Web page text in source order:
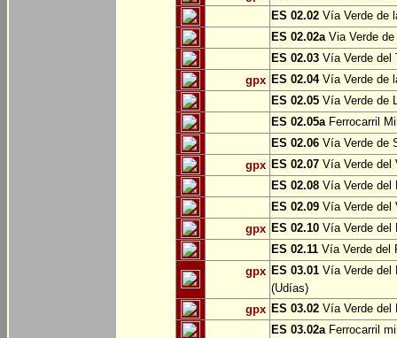
ES 02.02 Vía Verde de
ES 02.02aVia Verde de
ES 02.03 Vía Verde del
gpx ES 02.04Vía Verde de
ES 02.05 Vía Verde de
ES 02.05aFerrocarril
ES 02.06 Vía Verde de
gpx ES 02.07 Vía Verde del
ES 02.08 Vía Verde del
ES 02.09 Vía Verde del
gpx ES 02.10 Vía Verde del
ES 02.11 Vía Verde del
gpx ES 03.01 Vía Verde del
(Udías)
gpx ES 03.02 Vía Verde del
ES 03.02aFerrocarril